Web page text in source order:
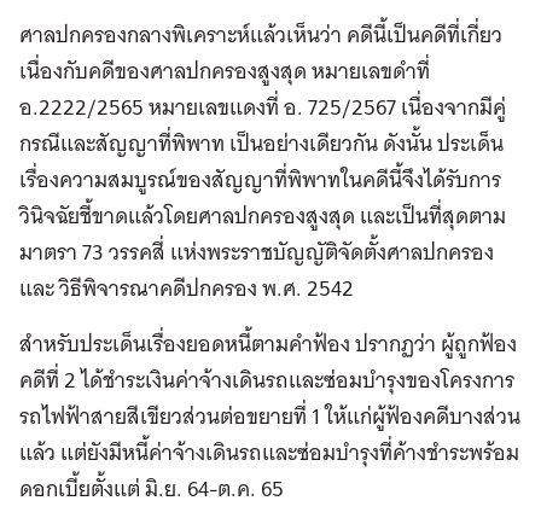
ศาลปกครองกลางพิเคราะห์แล้วเห็นว่า คดีนี้เป็นคดีที่เกี่ยว
เนื่องกับคดีของศาลปกครองสูงสุด หมายเลขดำที่
อ.2222/2565 หมายเลขแดงที่ อ. 725/2567 เนื่องจากมีคู่
กรณีและสัญญาที่พิพาท เป็นอย่างเดียวกัน ดังนั้น ประเด็น
เรื่องความสมบูรณ์ของสัญญาที่พิพาทในคดีนี้จึงได้รับการ
วินิจฉัยชี้ขาดแล้วโดยศาลปกครองสูงสุด และเป็นที่สุดตาม
มาตรา 73 วรรคสี่ แห่งพระราชบัญญัติจัดตั้งศาลปกครอง
และ วิธีพิจารณาคดีปกครอง พ.ศ. 2542
สำหรับประเด็นเรื่องยอดหนี้ตามคำฟ้อง ปรากฏว่า ผู้ถูกฟ้อง
คดีที่ 2 ได้ชำระเงินค่าจ้างเดินรถและซ่อมบำรุงของโครงการ
รถไฟฟ้าสายสีเขียวส่วนต่อขยายที่ 1 ให้แก่ผู้ฟ้องคดีบางส่วน
แล้ว แต่ยังมีหนี้ค่าจ้างเดินรถและซ่อมบำรุงที่ค้างชำระพร้อม
ดอกเบี้ยตั้งแต่ มิ.ย. 64-ต.ค. 65